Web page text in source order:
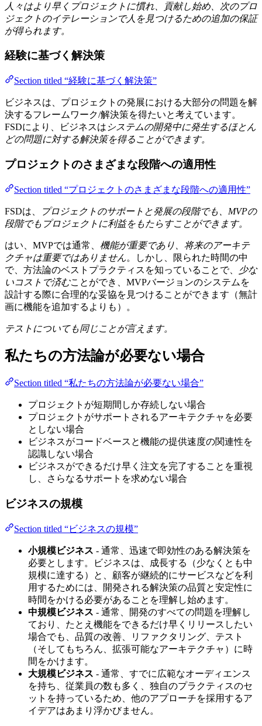
人々はより早くプロジェクトに慣れ、貢献し始め、次のプロ
ジェクトのイテレーションで人を見つけるための追加の保証
が得られます。
経験に基づく解決策
Section titled “経験に基づく解決策”
ビジネスは、プロジェクトの発展における大部分の問題を解
決するフレームワーク/解決策を得たいと考えています。
FSDにより、ビジネスは システムの開発中に発生するほとん
どの問題に対する解決策を得ることができます。
プロジェクトのさまざまな段階への適用性
Section titled “プロジェクトのさまざまな段階への適用性”
FSDは、
プロジェクトのサポートと発展の段階でも、MVPの
段階でもプロジェクトに利益をもたらすことができます。
はい、MVPでは通常、 機能が重要であり、将来のアーキテ
クチャは重要ではありません。しかし、限られた時間の中
で、方法論のベストプラクティスを知っていることで、
少な
いコストで済むことができ、MVPバージョンのシステムを
設計する際に合理的な妥協を見つけることができます（無計
画に機能を追加するよりも）。
テストについても同じことが言えます。
私たちの方法論が必要ない場合
Section titled “私たちの方法論が必要ない場合”
プロジェクトが短期間しか存続しない場合
プロジェクトがサポートされるアーキテクチャを必要
としない場合
ビジネスがコードベースと機能の提供速度の関連性を
認識しない場合
ビジネスができるだけ早く注文を完了することを重視
し、さらなるサポートを求めない場合
ビジネスの規模
Section titled “ビジネスの規模”
小規模ビジネス - 通常、迅速で即効性のある解決策を
必要とします。ビジネスは、成長する（少なくとも中
規模に達する）と、顧客が継続的にサービスなどを利
用するためには、開発される解決策の品質と安定性に
時間をかける必要があることを理解し始めます。
中規模ビジネス - 通常、開発のすべての問題を理解し
ており、たとえ機能をできるだけ早くリリースしたい
場合でも、品質の改善、リファクタリング、テスト
（そしてもちろん、拡張可能なアーキテクチャ）に時
間をかけます。
大規模ビジネス - 通常、すでに広範なオーディエンス
を持ち、従業員の数も多く、独自のプラクティスのセ
ットを持っているため、他のアプローチを採用するア
イデアはあまり浮かびません。